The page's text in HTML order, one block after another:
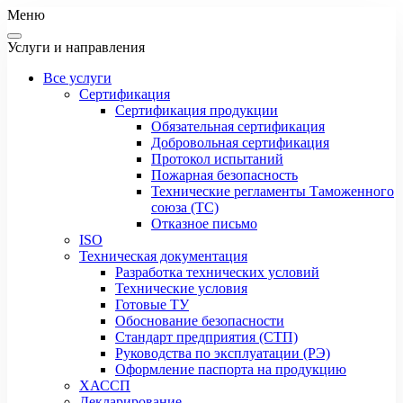
Меню
Услуги и направления
Все услуги
Сертификация
Сертификация продукции
Обязательная сертификация
Добровольная сертификация
Протокол испытаний
Пожарная безопасность
Технические регламенты Таможенного
союза (ТС)
Отказное письмо
ISO
Техническая документация
Разработка технических условий
Технические условия
Готовые ТУ
Обоснование безопасности
Стандарт предприятия (СТП)
Руководства по эксплуатации (РЭ)
Оформление паспорта на продукцию
ХАССП